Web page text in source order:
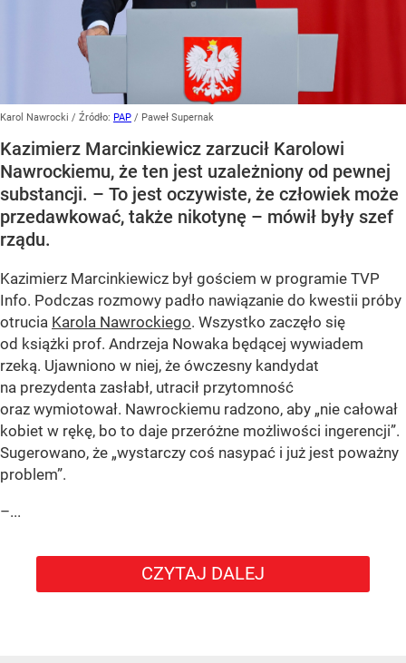
Karol Nawrocki / Źródło: PAP / Paweł Supernak
Kazimierz Marcinkiewicz zarzucił Karolowi
Nawrockiemu, że ten jest uzależniony od pewnej
substancji. – To jest oczywiste, że człowiek może
przedawkować, także nikotynę – mówił były szef
rządu.
Kazimierz Marcinkiewicz był gościem w programie TVP
Info. Podczas rozmowy padło nawiązanie do kwestii próby
otrucia Karola Nawrockiego. Wszystko zaczęło się
od książki prof. Andrzeja Nowaka będącej wywiadem
rzeką. Ujawniono w niej, że ówczesny kandydat
na prezydenta zasłabł, utracił przytomność
oraz wymiotował. Nawrockiemu radzono, aby „nie całował
kobiet w rękę, bo to daje przeróżne możliwości ingerencji”.
Sugerowano, że „wystarczy coś nasypać i już jest poważny
problem”.
–...
CZYTAJ DALEJ